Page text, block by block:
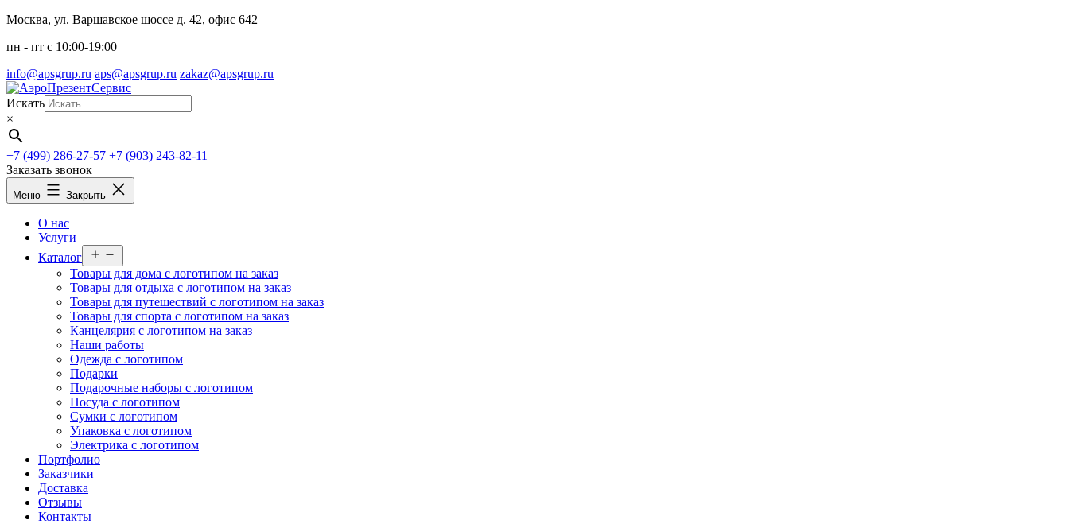
Перейти
содержимому
Москва, ул. Варшавское шоссе д. 42, офис 642
пн - пт c 10:00-19:00
info@apsgrup.ru aps@apsgrup.ru zakaz@apsgrup.ru
Искать
×
+7 (499) 286-27-57 +7 (903) 243-82-11
Заказать звонок
Меню Закрыть
О нас
Услуги
Каталог
меню
Товары для дома с логотипом на заказ
Товары для отдыха с логотипом на заказ
Товары для путешествий с логотипом на заказ
Товары для спорта с логотипом на заказ
Канцелярия с логотипом на заказ
Наши работы
Одежда с логотипом
Подарки
Подарочные наборы с логотипом
Посуда с логотипом
Сумки с логотипом
Упаковка с логотипом
Электрика с логотипом
Портфолио
Заказчики
Доставка
Отзывы
Контакты